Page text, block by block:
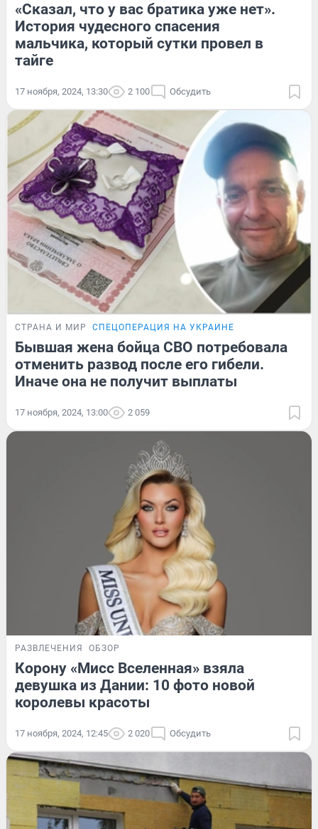
«Сказал, что у вас братика уже нет».
История чудесного спасения
мальчика, который сутки провел в
тайге
17 ноября, 2024, 13:30 2 100 Обсудить
СТРАНА И МИР СПЕЦОПЕРАЦИЯ НА УКРАИНЕ
Бывшая жена бойца СВО потребовала
отменить развод после его гибели.
Иначе она не получит выплаты
17 ноября, 2024, 13:00 2 059
РАЗВЛЕЧЕНИЯ ОБЗОР
Корону «Мисс Вселенная» взяла
девушка из Дании: 10 фото новой
королевы красоты
17 ноября, 2024, 12:45 2 020 Обсудить